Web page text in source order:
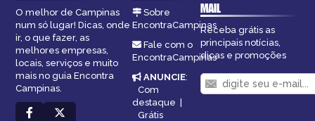
O melhor de Campinas
num só lugar! Dicas, onde
ir, o que fazer, as
melhores empresas,
locais, serviços e muito
mais no guia Encontra
Campinas.
Sobre
EncontraCampinas
Fale com o
EncontraCampinas
ANUNCIE:
Com
destaque |
Grátis
MAIL
Receba grátis as
principais notícias,
dicas e promoções